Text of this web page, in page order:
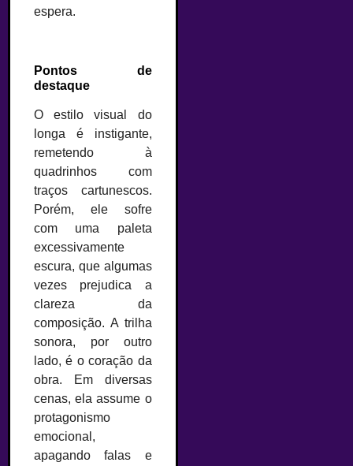
espera.
Pontos de
destaque
O estilo visual do
longa é instigante,
remetendo à
quadrinhos com
traços cartunescos.
Porém, ele sofre
com uma paleta
excessivamente
escura, que algumas
vezes prejudica a
clareza da
composição. A trilha
sonora, por outro
lado, é o coração da
obra. Em diversas
cenas, ela assume o
protagonismo
emocional,
apagando falas e